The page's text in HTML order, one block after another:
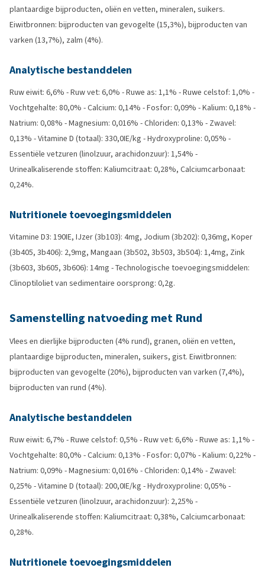
plantaardige bijproducten, oliën en vetten, mineralen, suikers.
Eiwitbronnen: bijproducten van gevogelte (15,3%), bijproducten van
varken (13,7%), zalm (4%).
Analytische bestanddelen
Ruw eiwit: 6,6% - Ruw vet: 6,0% - Ruwe as: 1,1% - Ruwe celstof: 1,0% -
Vochtgehalte: 80,0% - Calcium: 0,14% - Fosfor: 0,09% - Kalium: 0,18% -
Natrium: 0,08% - Magnesium: 0,016% - Chloriden: 0,13% - Zwavel:
0,13% - Vitamine D (totaal): 330,0IE/kg - Hydroxyproline: 0,05% -
Essentiële vetzuren (linolzuur, arachidonzuur): 1,54% -
Urinealkaliserende stoffen: Kaliumcitraat: 0,28%, Calciumcarbonaat:
0,24%.
Nutritionele toevoegingsmiddelen
Vitamine D3: 190IE, IJzer (3b103): 4mg, Jodium (3b202): 0,36mg, Koper
(3b405, 3b406): 2,9mg, Mangaan (3b502, 3b503, 3b504): 1,4mg, Zink
(3b603, 3b605, 3b606): 14mg - Technologische toevoegingsmiddelen:
Clinoptiloliet van sedimentaire oorsprong: 0,2g.
Samenstelling natvoeding met Rund
Vlees en dierlijke bijproducten (4% rund), granen, oliën en vetten,
plantaardige bijproducten, mineralen, suikers, gist. Eiwitbronnen:
bijproducten van gevogelte (20%), bijproducten van varken (7,4%),
bijproducten van rund (4%).
Analytische bestanddelen
Ruw eiwit: 6,7% - Ruwe celstof: 0,5% - Ruw vet: 6,6% - Ruwe as: 1,1% -
Vochtgehalte: 80,0% - Calcium: 0,13% - Fosfor: 0,07% - Kalium: 0,22% -
Natrium: 0,09% - Magnesium: 0,016% - Chloriden: 0,14% - Zwavel:
0,25% - Vitamine D (totaal): 200,0IE/kg - Hydroxyproline: 0,05% -
Essentiële vetzuren (linolzuur, arachidonzuur): 2,25% -
Urinealkaliserende stoffen: Kaliumcitraat: 0,38%, Calciumcarbonaat:
0,28%.
Nutritionele toevoegingsmiddelen